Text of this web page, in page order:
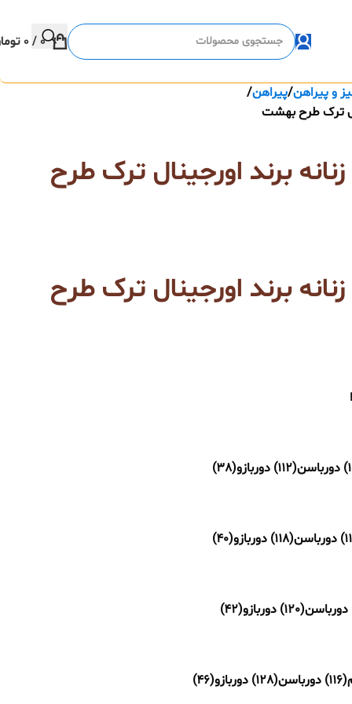
0
/
0
و پیراهن پیراهن
ترک طرح بهشت
برند اورجینال ترک طرح
برند اورجینال ترک طرح